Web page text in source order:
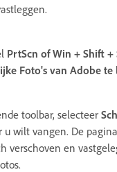
PrtScn ofWin + Shift +
Foto's van Adobe te
toolbar, selecteer
u wilt vangen. De
verschoven en